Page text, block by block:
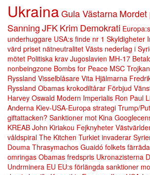
UkrainaGula VästarnaMordet
SanningJFKKrim Demokrati
underhuggare USA:s finde nr 1 Skyldigheter
värd priset nätneutralitet Västs nederlag i
mötet Politiska krav Jugoslavien MH-17
nonbeingzone Bombs for Peace MSC
Ryssland Visselblåsare Vita Hjälmarna
Ryssland Obamas krokodiltårar Förbjud
Harvey Oswald Modern Imperialis Ron Paul
Anderna Kiev-USA-Europa strategi Trump/
giftattacken? Sanktioner mot Kina
KREAB John Kiriakou Fejknyheter
våldspiral The Kitchen Turkiet invaderar
Douma Thrasymachos Guaidó folkets
omringas Obamas fredspris Ukronazisterna
Undrminera EU EU:s förlängda sanktioner